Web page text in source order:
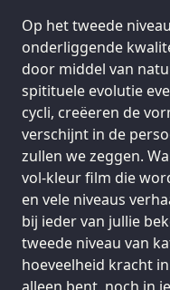
Op het tweede
onderliggende
door middel van
spitituele evolutie
cycli, creëeren de
verschijnt in de
zullen we zeggen.
vol-kleur film die
en vele niveaus
bij ieder van jullie
tweede niveau van
hoeveelheid kracht